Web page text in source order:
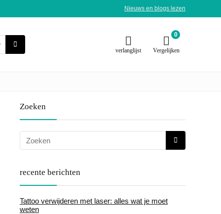
Nieuws en blogs lezen
verlanglijst
0
Vergelijken
Zoeken
recente berichten
Tattoo verwijderen met laser: alles wat je moet
weten